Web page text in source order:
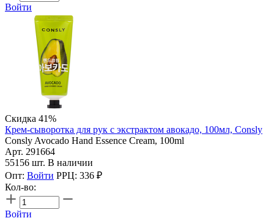
Войти
Скидка 41%
Крем-сыворотка для рук с экстрактом авокадо, 100мл, Consly
Consly Avocado Hand Essence Cream, 100ml
Арт. 291664
55156 шт. В наличии
Опт: Войти РРЦ: 336 ₽
Кол-во:
Войти